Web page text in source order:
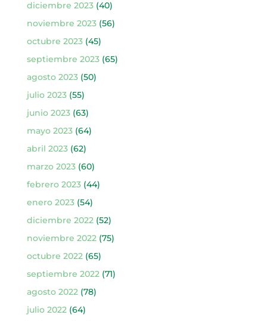
diciembre 2023(40)
noviembre 2023(56)
octubre 2023(45)
septiembre 2023(65)
agosto 2023(50)
julio 2023(55)
junio 2023(63)
mayo 2023(64)
abril 2023(62)
marzo 2023(60)
febrero 2023(44)
enero 2023(54)
diciembre 2022(52)
noviembre 2022(75)
octubre 2022(65)
septiembre 2022(71)
agosto 2022(78)
julio 2022(64)